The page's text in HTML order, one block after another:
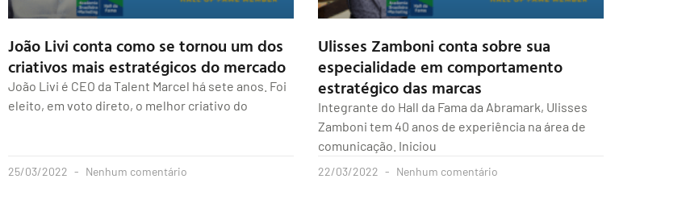
João Livi conta como se tornou um dos
criativos mais estratégicos do mercado
João Livi é CEO da Talent Marcel há sete anos. Foi
eleito, em voto direto, o melhor criativo do
25/03/2022 Nenhum comentário
Ulisses Zamboni conta sobre sua
especialidade em comportamento
estratégico das marcas
Integrante do Hall da Fama da Abramark, Ulisses
Zamboni tem 40 anos de experiência na área de
comunicação. Iniciou
22/03/2022 Nenhum comentário